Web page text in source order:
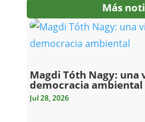
Más
Magdi Tóth Nagy: una
democracia ambiental
Jul 28, 2026